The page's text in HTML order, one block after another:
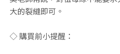
大的裂縫即可。
◇ 購買前小提醒：